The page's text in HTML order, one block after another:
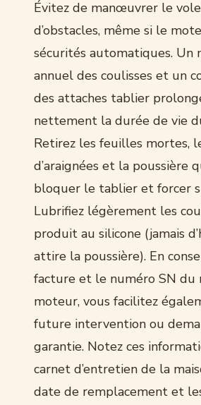
Évitez de manœuvrer le
d’obstacles, même si le
sécurités automatiques. Un
annuel des coulisses et un
des attaches tablier
nettement la durée de vie
Retirez les feuilles mortes,
d’araignées et la poussière
bloquer le tablier et forcer
Lubrifiez légèrement les
produit au silicone (jamais
attire la poussière). En
facture et le numéro SN du
moteur, vous facilitez
future intervention ou
garantie. Notez ces
carnet d’entretien de la
date de remplacement et